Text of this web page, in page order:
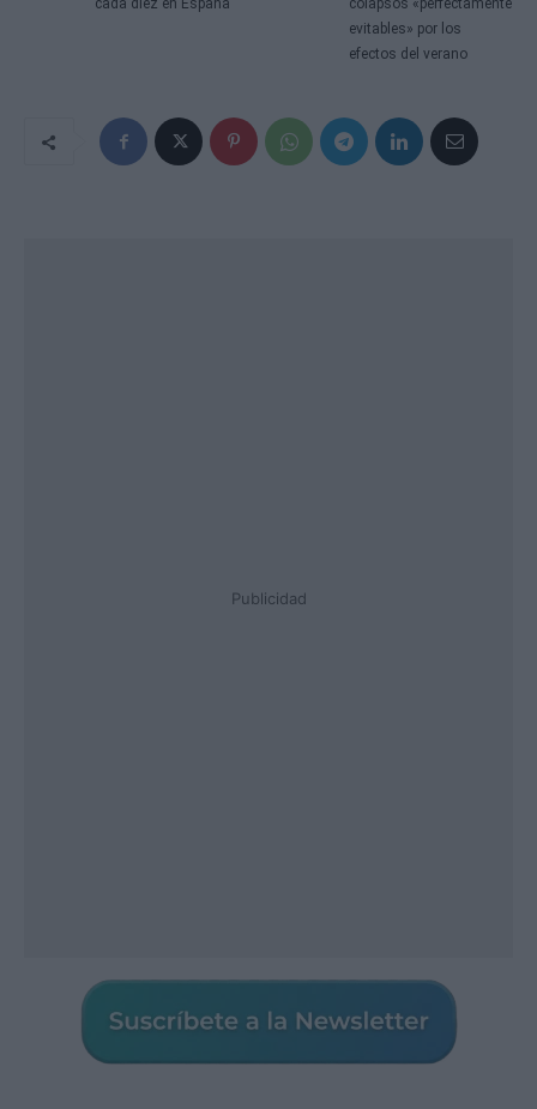
cada diez en España
colapsos «perfectamente
evitables» por los
efectos del verano
Publicidad